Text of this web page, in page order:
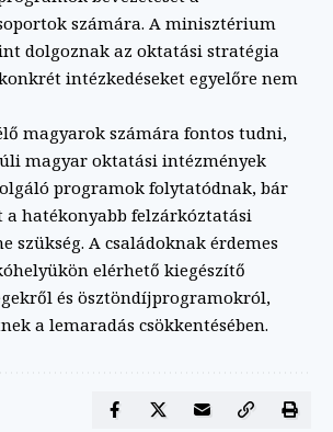
számára. A minisztérium
dolgoznak az oktatási stratégia
intézkedéseket egyelőre nem
magyarok számára fontos tudni,
magyar oktatási intézmények
programok folytatódnak, bár
a hatékonyabb felzárkóztatási
szükség. A családoknak érdemes
elérhető kiegészítő
és ösztöndíjprogramokról,
a lemaradás csökkentésében.